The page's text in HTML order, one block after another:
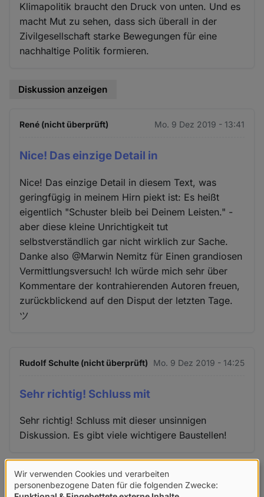
Klimapolitik braucht den Druck von unten. Und es
macht Mut zu sehen, dass sich überall in der
Zivilgesellschaft starke Bewegungen für eine
nachhaltige Politik formieren.
Diskussion anzeigen
René (nicht überprüft) Mo. 9 Dez 2019 - 13:41
Nice! Das einzige Detail in
Nice! Das einzige Detail in diesem Text, was
geringfügig in meinem Hirn piekt ist: Es heißt
eigentlich "Schuster bleib bei Deinem Leisten." -
aber diese kleine Unrichtigkeit tut
selbstverständlich gar nicht wirklich zur Sache.
Danke also @Marwin Nemitz für Einen grandiosen
Vermittlungsversuch! Ich würde mich sehr über
Kommentare der kontrahierenden Autoren freuen,
zurückblickend auf den Disput der letzten Tage.
ツ
Rudolf Schulte (nicht überprüft) Mo. 9 Dez 2019 - 14:25
Sehr richtig! Schluss mit
Sehr richtig! Schluss mit dieser unsinnigen
Diskussion. Es gibt viele wichtigere Baustellen!
Christian M. (nicht überprüft) Mo. 9 Dez 2019 - 14:29
Verwendung
Wir verwenden Cookies und verarbeiten
personenbezogene Daten für die folgenden Zwecke: